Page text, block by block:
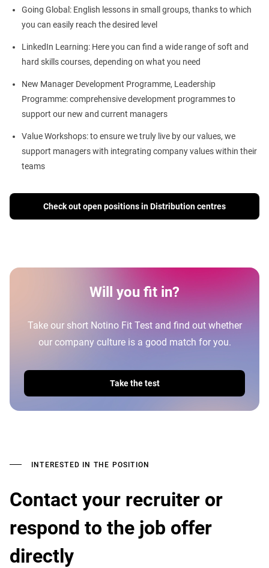
Going Global: English lessons in small groups, thanks to which
you can easily reach the desired level
LinkedIn Learning: Here you can find a wide range of soft and
hard skills courses, depending on what you need
New Manager Development Programme, Leadership
Programme: comprehensive development programmes to
support our new and current managers
Value Workshops: to ensure we truly live by our values, we
support managers with integrating company values within their
teams
Check out open positions in Distribution centres
Will you fit in?
Take our short Notino Fit Test and find out whether
our company culture is a good match for you.
Take the test
INTERESTED IN THE POSITION
Contact your recruiter or
respond to the job offer
directly